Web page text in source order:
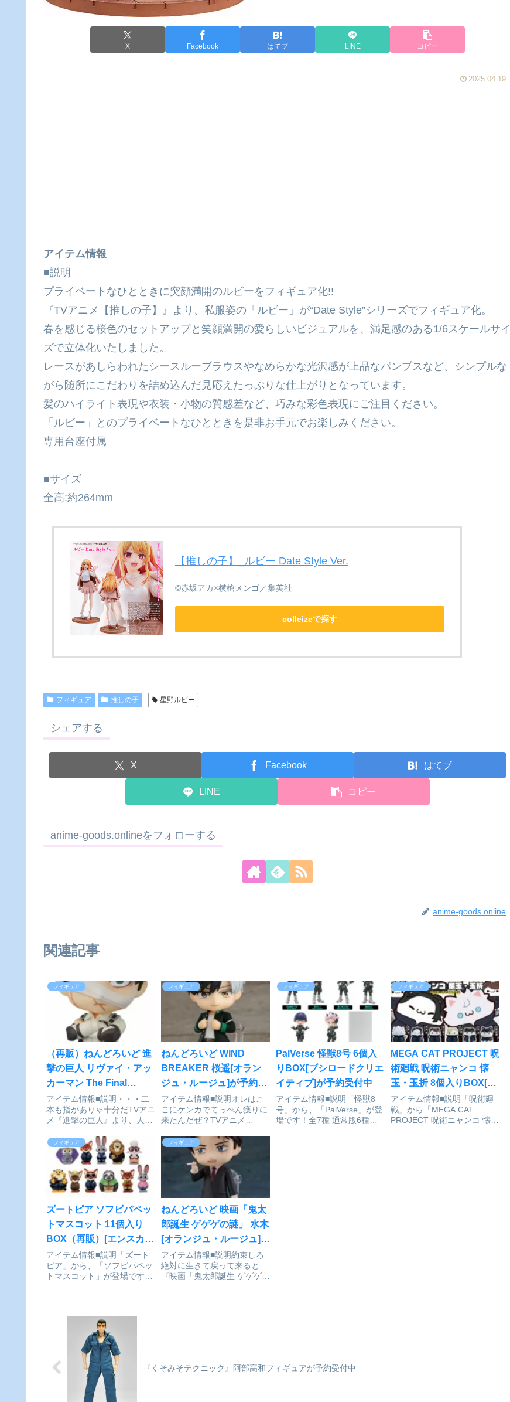
X Facebook はてブ LINE コピー
2025.04.19
アイテム情報
■説明
プライベートなひとときに突顔満開のルビーをフィギュア化!!
『TVアニメ【推しの子】』より、私服姿の「ルビー」が“Date Style”シリーズでフィギュア化。
春を感じる桜色のセットアップと笑顔満開の愛らしいビジュアルを、満足感のある1/6スケールサイ
ズで立体化いたしました。
レースがあしらわれたシースルーブラウスやなめらかな光沢感が上品なパンプスなど、シンプルな
がら随所にこだわりを詰め込んだ見応えたっぷりな仕上がりとなっています。
髪のハイライト表現や衣装・小物の質感差など、巧みな彩色表現にご注目ください。
「ルビー」とのプライベートなひとときを是非お手元でお楽しみください。
専用台座付属
■サイズ
全高:約264mm
【推しの子】_ルビー Date Style Ver.
©赤坂アカ×横槍メンゴ／集英社
colleizeで探す
フィギュア 推しの子 星野ルビー
シェアする
X Facebook はてブ
LINE コピー
anime-goods.onlineをフォローする
anime-goods.online
関連記事
フィギュア
（再販）ねんどろいど 進
撃の巨人 リヴァイ・アッ
カーマン The Final
Season Ver.[グッドスマ
イルカンパニー]が予約受
付中
アイテム情報■説明・・・二
本も指がありゃ十分だTVアニ
メ『進撃の巨人』より、人類
帯を巻いた姿で再登場！交換
用表情パーツは「通常顔」
「戦闘顔」「伏し目顔」が付
属。オプションパーツには
「立体機動装置」と「超硬質
スチール...
フィギュア
ねんどろいど WIND
BREAKER 桜遥[オラン
ジュ・ルージュ]が予約受
付開始
アイテム情報■説明オレはこ
こにケンカでてっぺん獲りに
来たんだぜ？TVアニメ
遥」がねんどろいどになって
登場です！●表情パーツ：
「飄々顔」「赤面顔」「ケン
カ顔」●オプションパーツ：
「みんなの連絡先が入ったス
フィギュア
PalVerse 怪獣8号 6個入
りBOX[ブシロードクリエ
イティブ]が予約受付中
アイテム情報■説明「怪獣8
号」から、「PalVerse」が登
場です！全7種 通常版6種＋
フィギュア
MEGA CAT PROJECT 呪
術廻戦 呪術ニャンコ 懐
玉・玉折 8個入りBOX[メ
ガハウス]が予約受付開始
アイテム情報■説明「呪術廻
戦」から「MEGA CAT
PROJECT 呪術ニャンコ 懐
フィギュア
ズートピア ソフビパペッ
トマスコット 11個入り
BOX（再販）[エンスカ
イ]が予約受付中
アイテム情報■説明「ズート
ピア」から、「ソフビパペッ
トマスコット」が登場です！
トで検索する
フィギュア
ねんどろいど 映画「鬼太
郎誕生 ゲゲゲの謎」 水木
[オランジュ・ルージュ]が
予約受付開始
アイテム情報■説明約束しろ
絶対に生きて戻って来ると
『映画「鬼太郎誕生 ゲゲゲの
『く​そみそテクニック』​阿部​高和フィギュアが予約受付中